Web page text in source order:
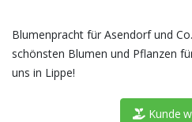
Blumenpracht für Asendorf und
schönsten Blumen und Pflanzen
uns in Lippe!
Kunde